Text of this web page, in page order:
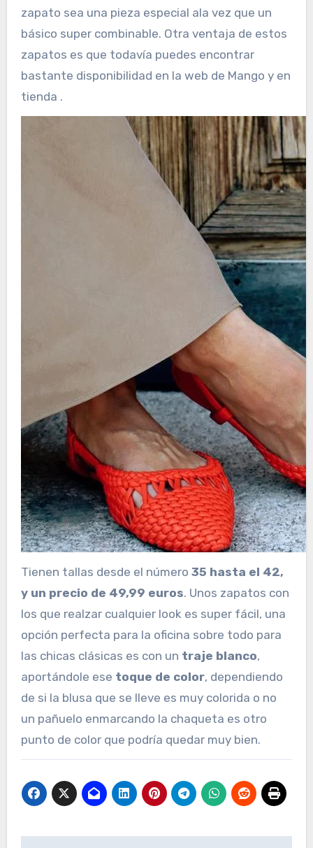
zapato sea una pieza especial ala vez que un
básico super combinable. Otra ventaja de estos
zapatos es que todavía puedes encontrar
bastante disponibilidad en la web de Mango y en
tienda .
Tienen tallas desde el número 35 hasta el 42,
y un precio de 49,99 euros. Unos zapatos con
los que realzar cualquier look es super fácil, una
opción perfecta para la oficina sobre todo para
las chicas clásicas es con un traje blanco,
aportándole ese toque de color, dependiendo
de si la blusa que se lleve es muy colorida o no
un pañuelo enmarcando la chaqueta es otro
punto de color que podría quedar muy bien.